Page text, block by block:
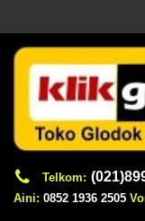
Telkom:
Aini: 0852 1936 2505